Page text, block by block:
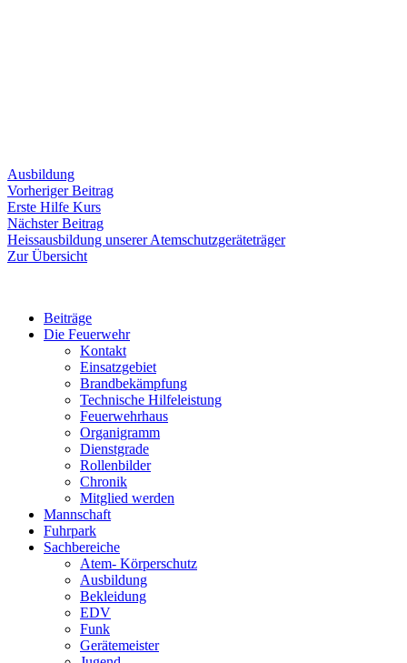
Ausbildung
Beitragsnavigation
Vorheriger BeitragVorheriger
Erste Hilfe Kurs
Nächster BeitragNächster
Beitrag:
Heissausbildung unserer Atemschutzgeräteträger
Zur Übersicht
Beiträge
Die Feuerwehr
Kontakt
Einsatzgebiet
Brandbekämpfung
Technische Hilfeleistung
Feuerwehrhaus
Organigramm
Dienstgrade
Rollenbilder
Chronik
Mitglied werden
Mannschaft
Fuhrpark
Sachbereiche
Atem- Körperschutz
Ausbildung
Bekleidung
EDV
Funk
Gerätemeister